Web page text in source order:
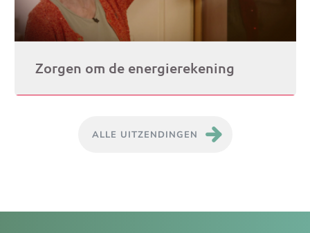
Zorgen om de energierekening
ALLE UITZENDINGEN